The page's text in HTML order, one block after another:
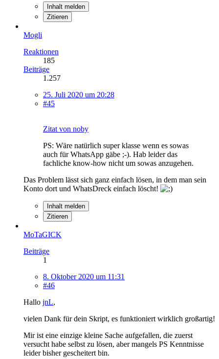
Inhalt melden
Zitieren
Mogli
Reaktionen
185
Beiträge
1.257
25. Juli 2020 um 20:28
#45
Zitat von noby
PS: Wäre natürlich super klasse wenn es sowas
auch für WhatsApp gäbe ;-). Hab leider das
fachliche know-how nicht um sowas anzugehen.
Das Problem lässt sich ganz einfach lösen, in dem man sein
Konto dort und WhatsDreck einfach löscht!
Inhalt melden
Zitieren
MoTaGICK
Beiträge
1
8. Oktober 2020 um 11:31
#46
Hallo jnL,
vielen Dank für dein Skript, es funktioniert wirklich großartig!
Mir ist eine einzige kleine Sache aufgefallen, die zuerst
versucht habe selbst zu lösen, aber mangels PS Kenntnisse
leider bisher gescheitert bin.